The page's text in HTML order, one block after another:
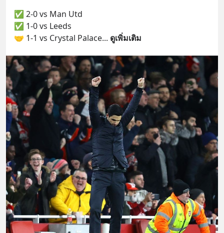
✅ 2-0 vs Man Utd
✅ 1-0 vs Leeds
🤝 1-1 vs Crystal Palace... ดูเพิ่มเติม